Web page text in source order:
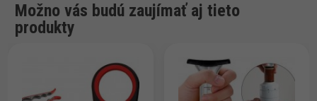
Možno vás budú zaujímať aj tieto
produkty